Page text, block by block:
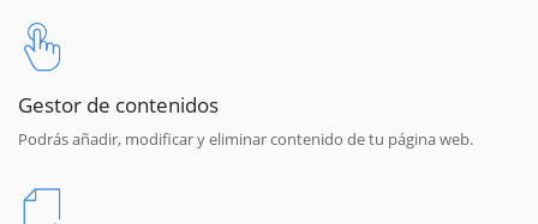
Gestor de contenidos
Podrás añadir, modificar y eliminar contenido de tu página web.